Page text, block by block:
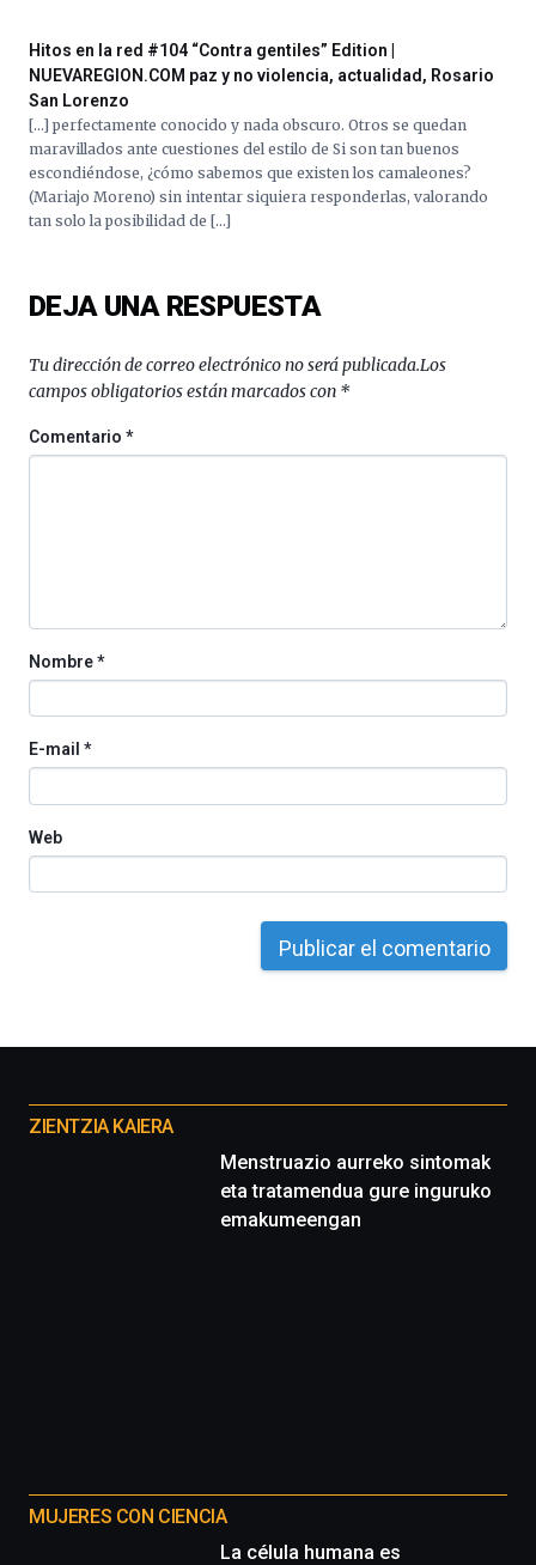
al
octubre.
La
iniciativa,
organizada
por
la
Hitos en la red #104 “Contra gentiles” Edition |
NUEVAREGION.COM paz y no violencia, actualidad, Rosario
San Lorenzo
[…] perfectamente conocido y nada obscuro. Otros se quedan
maravillados ante cuestiones del estilo de Si son tan buenos
escondiéndose, ¿cómo sabemos que existen los camaleones?
(Mariajo Moreno) sin intentar siquiera responderlas, valorando
tan solo la posibilidad de […]
DEJA UNA RESPUESTA
Tu dirección de correo electrónico no será publicada.Los
campos obligatorios están marcados con *
Comentario*
Nombre*
E-mail *
Web
proyectos
ZIENTZIA KAIERA
Menstruazio aurreko sintomak
eta tratamendua gure inguruko
emakumeengan
MUJERES CON CIENCIA
La célula humana es